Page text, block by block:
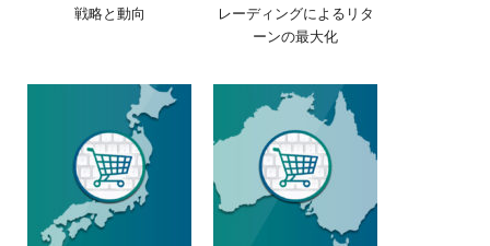
戦略と動向
レーディングによるリタ
ーンの最大化